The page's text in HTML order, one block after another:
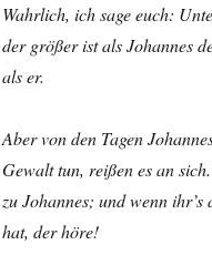
Wahrlich, ich sage euch:
der größer ist als Johannes
als er.
Aber von den Tagen
Gewalt tun, reißen es an
zu Johannes; und wenn
hat, der höre!